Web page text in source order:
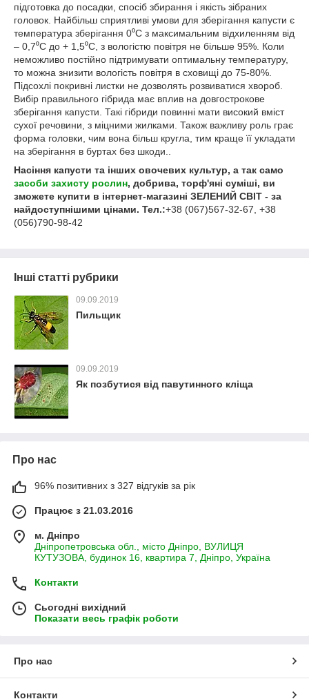
підготовка до посадки, спосіб збирання і якість зібраних
головок. Найбільш сприятливі умови для зберігання капусти є
температура зберігання 0⁰С з максимальним відхиленням від
– 0,7⁰С до + 1,5⁰С, з вологістю повітря не більше 95%. Коли
неможливо постійно підтримувати оптимальну температуру,
то можна знизити вологість повітря в сховищі до 75-80%.
Підсохлі покривні листки не дозволять розвиватися хвороб.
Вибір правильного гібрида має вплив на довгострокове
зберігання капусти. Такі гібриди повинні мати високий вміст
сухої речовини, з міцними жилками. Також важливу роль грає
форма головки, чим вона більш кругла, тим краще її укладати
на зберігання в буртах без шкоди..
Насіння капусти та інших овочевих культур, а так само
засоби захисту рослин, добрива, торф'яні суміші, ви
зможете купити в інтернет-магазині ЗЕЛЕНИЙ СВІТ - за
найдоступнішими цінами. Тел.:+38 (067)567-32-67, +38
(056)790-98-42
Інші статті рубрики
09.09.2019
Пильщик
09.09.2019
Як позбутися від павутинного кліща
Про нас
96% позитивних з 327 відгуків за рік
Працює з 21.03.2016
м. Дніпро
Дніпропетровська обл., місто Дніпро, ВУЛИЦЯ
КУТУЗОВА, будинок 16, квартира 7, Дніпро, Україна
Контакти
Сьогодні вихідний
Показати весь графік роботи
Про нас
Контакти